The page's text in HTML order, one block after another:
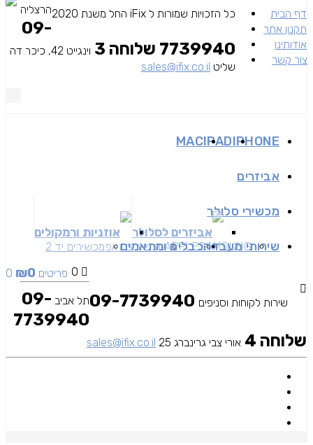
דף הבית
תקנון אתר
אודותינו
צור קשר
כל הזכויות שמורות ל iFix החל משנת 2020
IPHONE
IPAD
MAC
אביזרים
אביזרים לסלולר אוזניות ורמקולים
מכשירי סלולר
SAMSUNG
APPLEמכשירים זאפמכשירים יד 2 שירותי מעבדהכבלים ומתאמים
0 0 פריטים ₪0
שירות לקוחות וסניפים
הרצליה
09-
7739940 שלוחה 3
וינגייט 42, כיכר דה
שליט sales@ifix.co.il
תל אביב 09-
7739940
שלוחה 4
אורי צבי גרינברג 25 sales@ifix.co.il